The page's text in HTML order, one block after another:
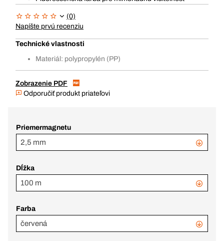
(0)
Napíšte prvú recenziu
Technické vlastnosti
Materiál: polypropylén (PP)
Zobrazenie PDF
Odporučiť produkt priateľovi
Priemermagnetu
2,5 mm
Dĺžka
100 m
Farba
červená